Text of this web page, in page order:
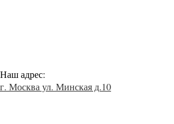
Наш адрес:
г. Москва ул. Минская д.10